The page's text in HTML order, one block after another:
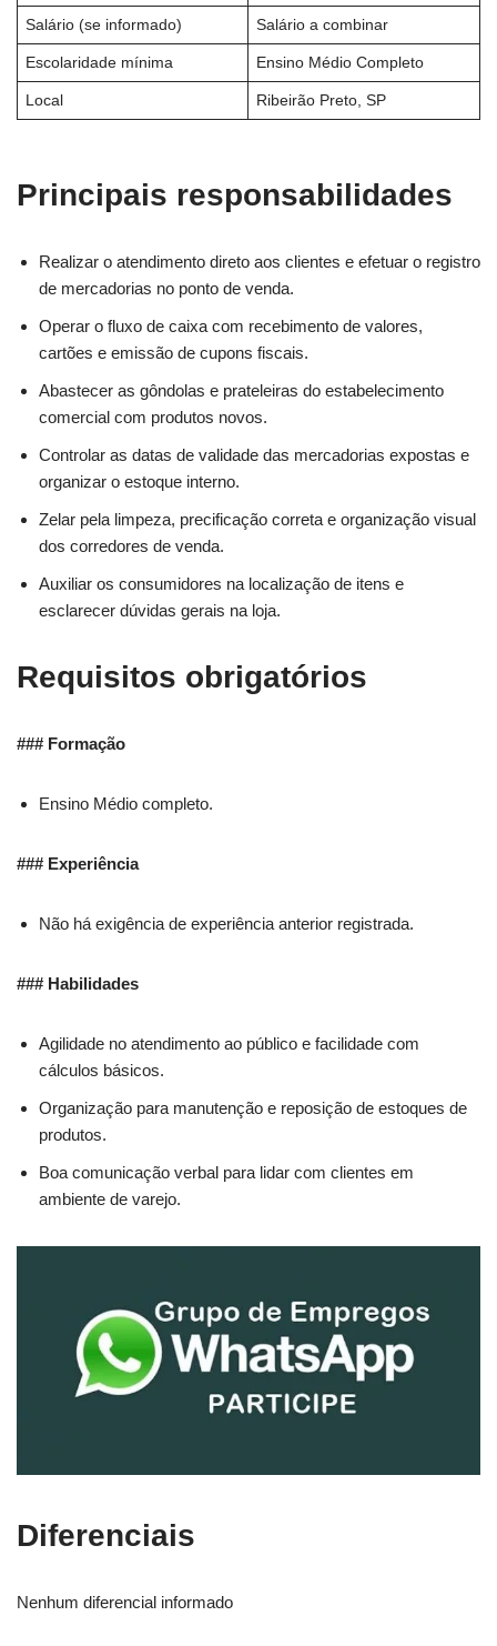
Salário (se informado) Salário a combinar
Escolaridade mínima Ensino Médio Completo
Local Ribeirão Preto, SP
Principais responsabilidades
Realizar o atendimento direto aos clientes e efetuar o registro
de mercadorias no ponto de venda.
Operar o fluxo de caixa com recebimento de valores,
cartões e emissão de cupons fiscais.
Abastecer as gôndolas e prateleiras do estabelecimento
comercial com produtos novos.
Controlar as datas de validade das mercadorias expostas e
organizar o estoque interno.
Zelar pela limpeza, precificação correta e organização visual
dos corredores de venda.
Auxiliar os consumidores na localização de itens e
esclarecer dúvidas gerais na loja.
Requisitos obrigatórios
### Formação
Ensino Médio completo.
### Experiência
Não há exigência de experiência anterior registrada.
### Habilidades
Agilidade no atendimento ao público e facilidade com
cálculos básicos.
Organização para manutenção e reposição de estoques de
produtos.
Boa comunicação verbal para lidar com clientes em
ambiente de varejo.
Diferenciais
Nenhum diferencial informado